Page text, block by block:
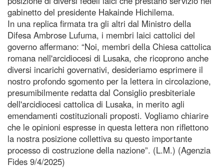
gabinetto del presidente Hakainde Hichilema.
In una replica firmata tra gli altri dal Ministro della
Difesa Ambrose Lufuma, i membri laici cattolici del
governo affermano: “Noi, membri della Chiesa cattolica
romana nell'arcidiocesi di Lusaka, che ricoprono anche
diversi incarichi governativi, desideriamo esprimere il
nostro profondo sgomento per la lettera in circolazione,
presumibilmente redatta dal Consiglio presbiteriale
dell'arcidiocesi cattolica di Lusaka, in merito agli
emendamenti costituzionali proposti. Vogliamo chiarire
che le opinioni espresse in questa lettera non riflettono
la nostra posizione collettiva su questo importante
processo di costruzione della nazione”. (L.M.) (Agenzia
Fides 9/4/2025)